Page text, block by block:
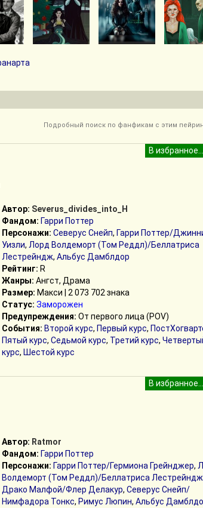
Подробный поиск по фанфикам с этим
Автор: Severus_divides_into_H
Фандом: Гарри Поттер
Персонажи: Северус Снейп, Гарри Поттер/
Уизли, Лорд Волдеморт (Том Реддл)/Беллатриса
Лестрейндж, Альбус Дамблдор
Рейтинг: R
Жанры: Ангст, Драма
Размер: Макси | 2 073 702 знака
Статус: Заморожен
Предупреждения: От первого лица (POV)
События: Второй курс, Первый курс,
Пятый курс, Седьмой курс, Третий курс,
курс, Шестой курс
Автор: Ratmor
Фандом: Гарри Поттер
Персонажи: Гарри Поттер/Гермиона Грейнджер,
Волдеморт (Том Реддл)/Беллатриса Лестрейндж
Драко Малфой/Флер Делакур, Северус Снейп/
Нимфадора Тонкс, Римус Люпин, Альбус